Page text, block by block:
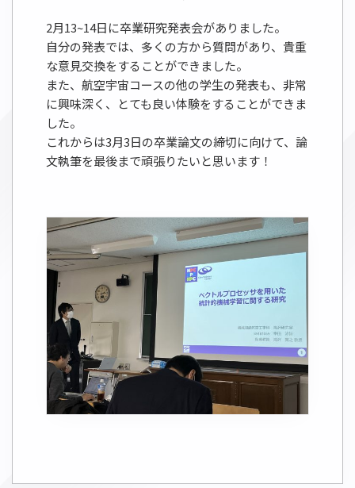
2月13~14日に卒業研究発表会がありました。
自分の発表では、多くの方から質問があり、貴重
な意見交換をすることができました。
また、航空宇宙コースの他の学生の発表も、非常
に興味深く、とても良い体験をすることができま
した。
これからは3月3日の卒業論文の締切に向けて、論
文執筆を最後まで頑張りたいと思います！